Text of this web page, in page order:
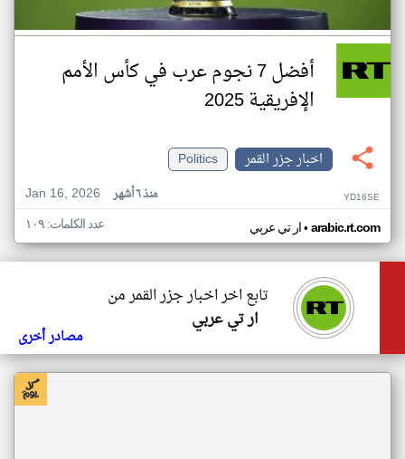
أفضل 7 نجوم عرب في كأس الأمم
الإفريقية 2025
اخبار جزر القمر
Politics
Jan 16, 2026
منذ ٦ أشهر YD16SE
ار تي عربي• arabic.rt.com عدد الكلمات: ١٠٩
تابع اخر اخبار جزر القمر من
ار تي عربي
مصادر أخرى